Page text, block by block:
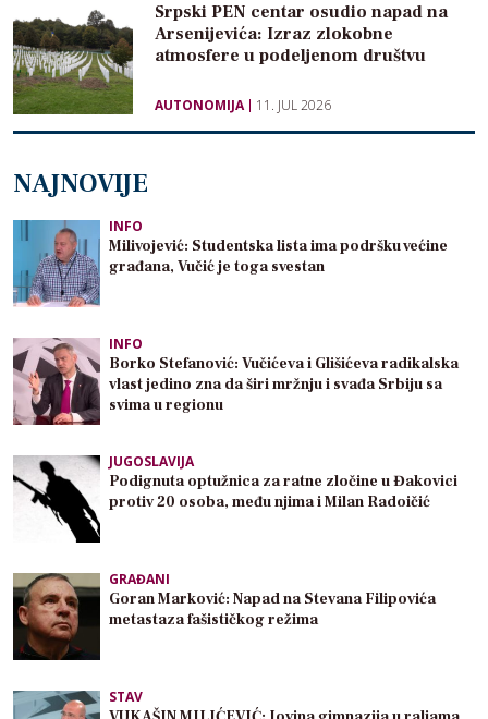
Srpski PEN centar osudio napad na
Arsenijevića: Izraz zlokobne
atmosfere u podeljenom društvu
AUTONOMIJA 11. JUL 2026
NAJNOVIJE
INFO
Milivojević: Studentska lista ima podršku većine
građana, Vučić je toga svestan
INFO
Borko Stefanović: Vučićeva i Glišićeva radikalska
vlast jedino zna da širi mržnju i svađa Srbiju sa
svima u regionu
JUGOSLAVIJA
Podignuta optužnica za ratne zločine u Đakovici
protiv 20 osoba, među njima i Milan Radoičić
GRAĐANI
Goran Marković: Napad na Stevana Filipovića
metastaza fašističkog režima
STAV